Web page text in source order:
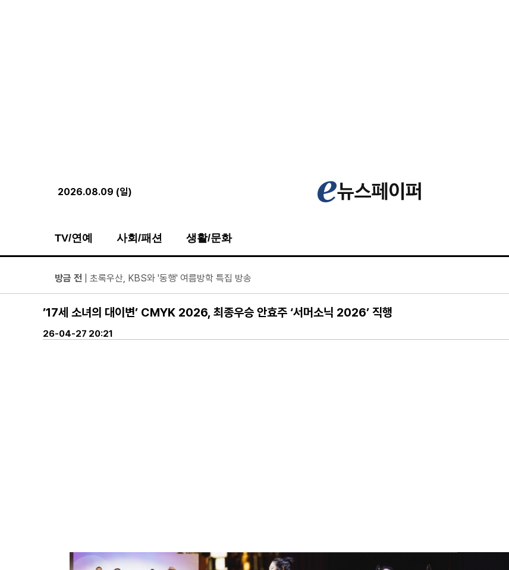
2026.08.09 (일)
TV/연예 사회/패션 생활/문화
방금 전 | ENA 신병4 : 사보타주 에이스 뉴비 출격 준비 완료! 김민호X이현균X이원정 첫 스틸 공개
방금 전| 음저협, 생성형 AI 시대 창작자 권리 보호 위한 국회 토론회 개최
방금 전| ‘형수다2’ 출산 한 달 앞둔 만삭 아내의 죽음…대한민국 수사계 전문가들이 파헤친 진실은?
방금 전| 차인표, 결혼 31년 만에 눈 맞추고 고백 "신애라가 만나게 해준 딸이 내 인생을 바꿔"
방금 전
| 서울돈화문국악당, 국악 인플루언서 이아진과 함께하는 ‘2026 국악 플러그인 vol.3’ 개최
’17세 소녀의 대이변’ CMYK 2026, 최종우승 안효주 ‘서머소닉 2026’ 직행
26-04-27 20:21